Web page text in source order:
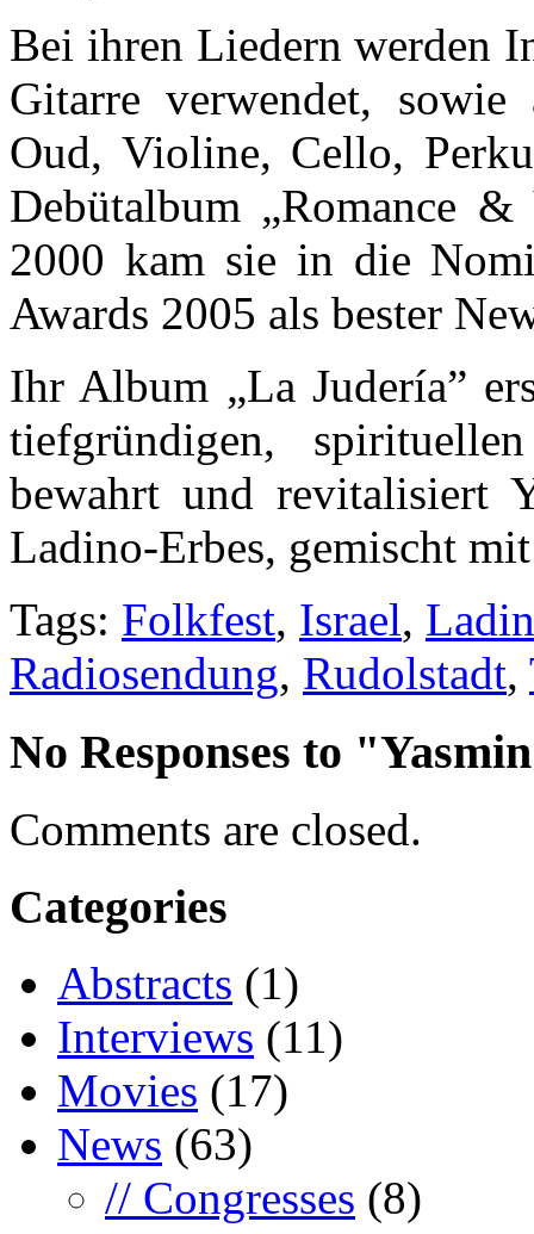
Bei ihren Liedern werden
Gitarre verwendet, sowie
Oud, Violine, Cello,
Debütalbum „Romance
2000 kam sie in die
Awards 2005 als bester
Ihr Album „La Judería”
tiefgründigen,
bewahrt und revitalisiert
Ladino-Erbes, gemischt
Tags: Folkfest, Israel,
Radiosendung, Rudolstadt,
No Responses to
Comments are closed.
Categories
Abstracts (1)
Interviews (11)
Movies (17)
News (63)
// Congresses (8)